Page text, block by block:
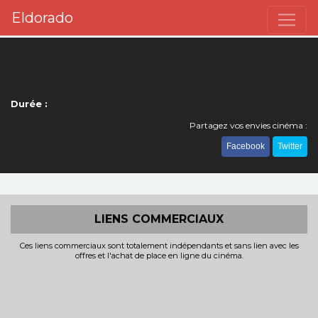
Eldorado
Durée :
Partagez vos envies cinéma :
Facebook Twitter
LIENS COMMERCIAUX
Ces liens commerciaux sont totalement indépendants et sans lien avec les
offres et l'achat de place en ligne du cinéma.